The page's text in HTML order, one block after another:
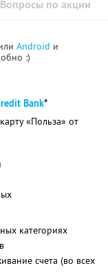
Вопросы по акции
Android и
:)
Bank*
«Польза» от
категориях
счета (во всех